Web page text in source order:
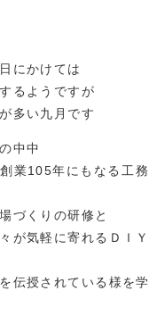
にかけては
るようですが
多い九月です
中中
業105年にもなる工
づくりの研修と
が気軽に寄れるＤＩ
伝授されている様を